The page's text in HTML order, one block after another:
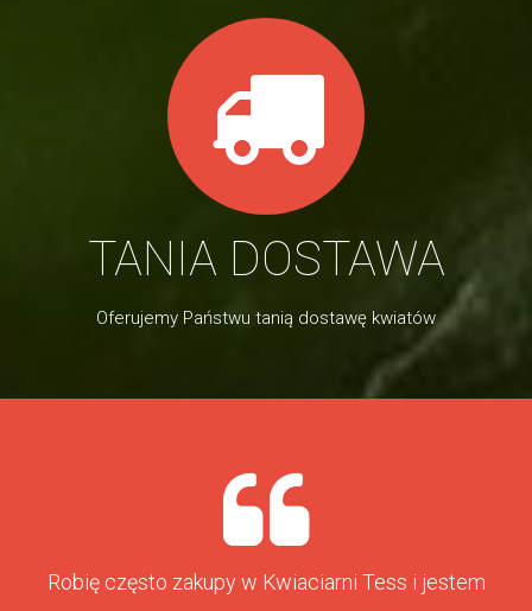
TANIA DOSTAWA
Oferujemy Państwu tanią dostawę kwiatów
Robię często zakupy w Kwiaciarni Tess i jestem